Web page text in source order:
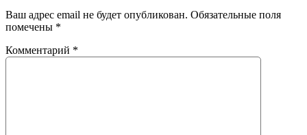
Ваш адрес email не будет опубликован. Обязательные поля
помечены *
Комментарий *